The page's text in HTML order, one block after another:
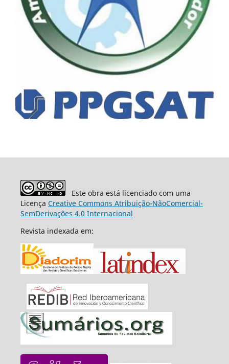
Este obra está licenciado com uma
Licença Creative Commons Atribuição-NãoComercial-
SemDerivações 4.0 Internacional
Revista indexada em: